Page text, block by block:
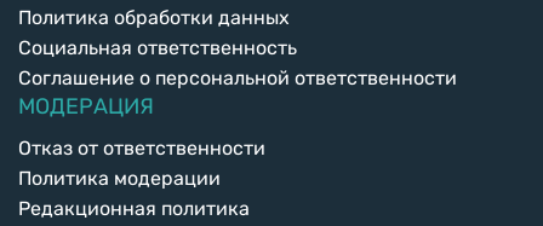
Политика обработки данных
Социальная ответственность
Соглашение о персональной ответственности
МОДЕРАЦИЯ
Отказ от ответственности
Политика модерации
Редакционная политика